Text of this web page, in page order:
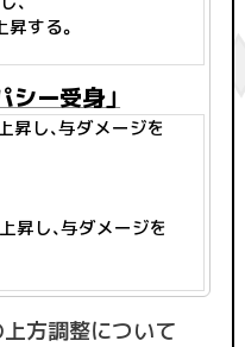
昇する。
ー受身」
し、与ダメージを
上昇し、与ダメージを
上方調整について